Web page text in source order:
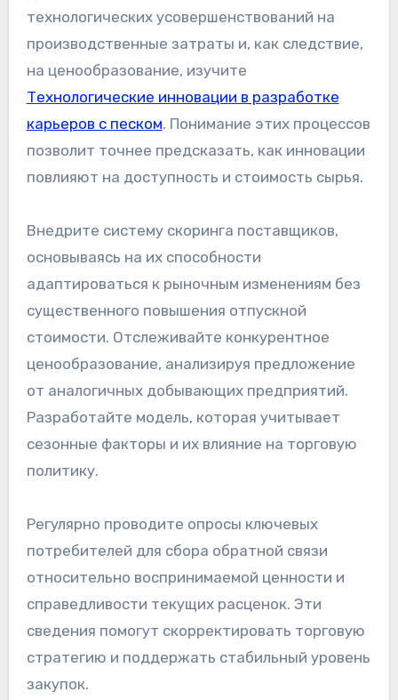
технологических усовершенствований на
производственные затраты и, как следствие,
на ценообразование, изучите
Технологические инновации в разработке
карьеров с песком. Понимание этих процессов
позволит точнее предсказать, как инновации
повлияют на доступность и стоимость сырья.
Внедрите систему скоринга поставщиков,
основываясь на их способности
адаптироваться к рыночным изменениям без
существенного повышения отпускной
стоимости. Отслеживайте конкурентное
ценообразование, анализируя предложение
от аналогичных добывающих предприятий.
Разработайте модель, которая учитывает
сезонные факторы и их влияние на торговую
политику.
Регулярно проводите опросы ключевых
потребителей для сбора обратной связи
относительно воспринимаемой ценности и
справедливости текущих расценок. Эти
сведения помогут скорректировать торговую
стратегию и поддержать стабильный уровень
закупок.